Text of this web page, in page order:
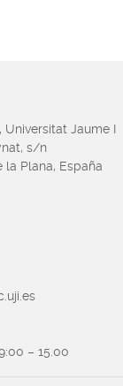
Universitat Jaume I
s/n
la Plana, España
– 15.00